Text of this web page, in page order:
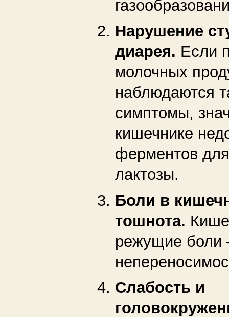
Нарушение
диарея. Если
молочных
наблюдаются
симптомы,
кишечнике
ферментов
лактозы.
Боли в
тошнота.
режущие
Слабость и